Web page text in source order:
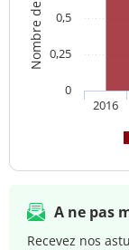
2016
0
0,25
0,5
A ne pas
Recevez nos